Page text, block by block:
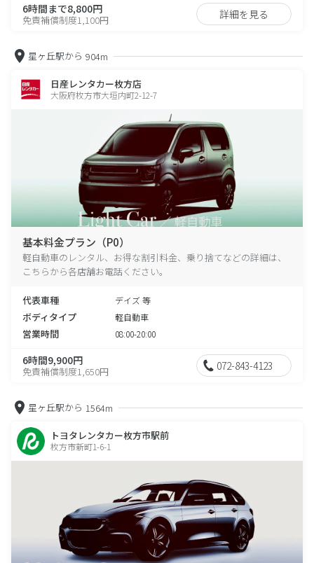
6時間まで8,800円
免責補償制度1,100円 詳細を見る
星ヶ丘駅から 904m
日産レンタカー枚方店
大阪府枚方市大垣内町2-12-7
基本料金プラン（P0）
軽自動車のレンタル、お得な割引料金、乗り捨てなどの詳細は、
こちらから各店舗お電話ください。
代表車種 デイズ 等
ボディタイプ 軽自動車
営業時間 08:00-20:00
6時間9,900円
免責補償制度1,650円 072-843-4123
星ヶ丘駅から 1564m
トヨタレンタカー枚方市駅前
枚方市新町1-6-1